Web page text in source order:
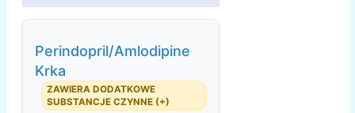
Perindopril/Amlodipine
Krka
ZAWIERA DODATKOWE
SUBSTANCJE CZYNNE (+)